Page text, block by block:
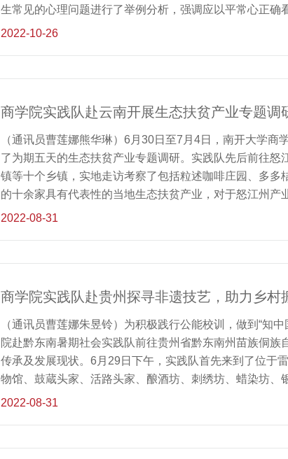
生常见的心理问题进行了举例分析，强调应以平常心正确
露等情绪调节小技巧。在处理适应问题方面，陈子晨介绍
子晨鼓励大家挖掘自身兴趣点，增长才干，并希望新生同
了大一同学正确看待常见心理问题，更好适应校园新环境
心理健康有了更为
2022-10-26
商学院实践队赴云南开展生态扶贫产业专题调
（通讯员曹莲娜熊华琳）6月30日至7月4日，南开大学
了为期五天的生态扶贫产业专题调研。实践队先后前往
镇等十个乡镇，实地走访考察了包括粒述咖啡庄园、多
的十余家具有代表性的当地生态扶贫产业，对于怒江州
受到了基层一线扶贫干部的热情与决心，责任与担当。实
神、用耳朵倾听人民呼声、用内心感应时代脉搏。据悉商
睛发现中国精神、用耳朵倾听人民呼声、用内心感应时代
大复兴的中国梦凝聚起强大青春力量。
2022-08-31
商学院实践队赴贵州探寻非遗技艺，助力乡村
（通讯员曹莲娜朱昱铃）为积极践行公能校训，做到“知
院赴黔东南暑期社会实践队前往贵州省黔东南州苗族侗
传承及发展现状。6月29日下午，实践队首先来到了位于
物馆、鼓蔵头家、活路头家、酿酒坊、刺绣坊、蜡染坊、
绣、蜡染等多项非物质文化遗产概况。实践队还在刺绣坊
为我们分析了朗德上寨目前的发展困境。7月1日，实践
2022-08-31